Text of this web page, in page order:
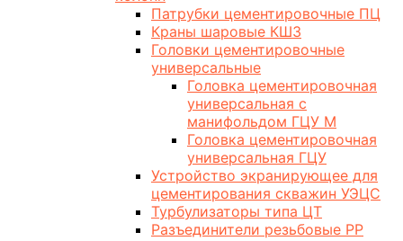
Патрубки цементировочные ПЦ
Краны шаровые КШЗ
Головки цементировочные
универсальные
Головка цементировочная
универсальная с
манифольдом ГЦУ М
Головка цементировочная
универсальная ГЦУ
Устройство экранирующее для
цементирования скважин УЭЦС
Турбулизаторы типа ЦТ
Разъединители резьбовые РР